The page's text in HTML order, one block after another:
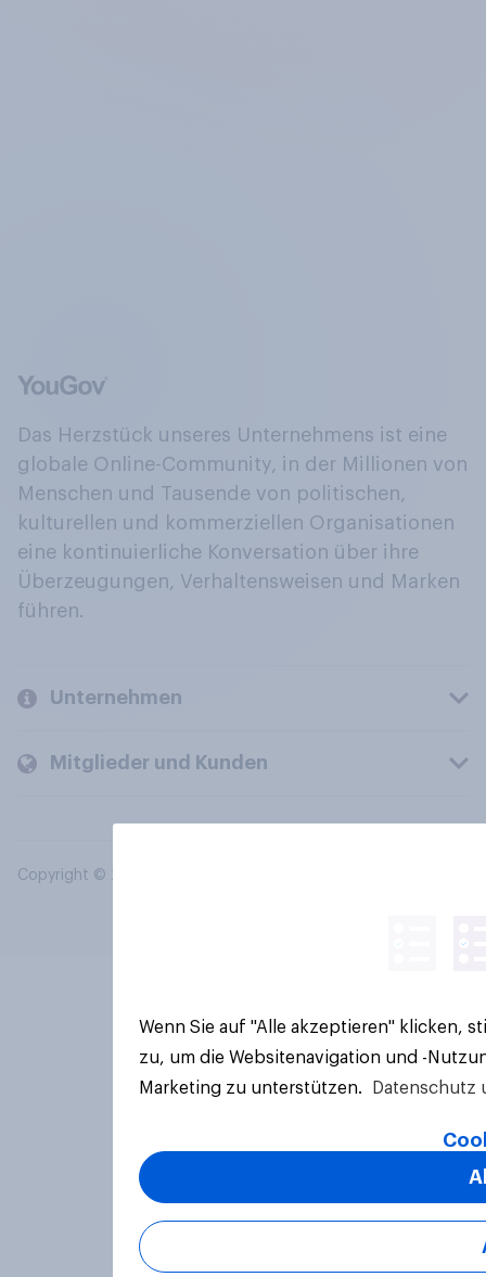
Das Herzstück unseres Unternehmens ist eine
globale Online-Community, in der Millionen von
Menschen und Tausende von politischen,
kulturellen und kommerziellen Organisationen
eine kontinuierliche Konversation über ihre
Überzeugungen, Verhaltensweisen und Marken
führen.
Unternehmen
Mitglieder und Kunden
Copyright © 2026 YouGov PLC. Alle Rechte vorbehalten.
Wenn Sie auf "Alle akzeptieren" klicken,
zu, um die Websitenavigation und -
Marketing zu unterstützen.
Datenschutz